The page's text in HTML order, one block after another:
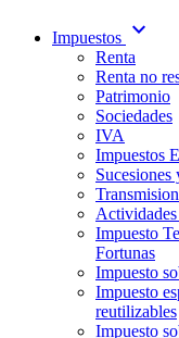
Impuestos expand_more
Renta
Renta no
Patrimonio
Sociedades
IVA
Impuestos
Sucesiones
Impuesto
Fortunas
Impuesto
Impuesto
reutilizables
Impuesto